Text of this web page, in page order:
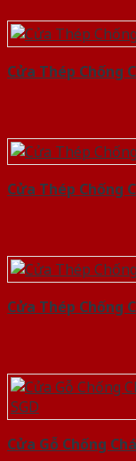
Cửa Thép Chống
Cửa Thép Chống
Cửa Thép Chống
Cửa Gỗ Chống